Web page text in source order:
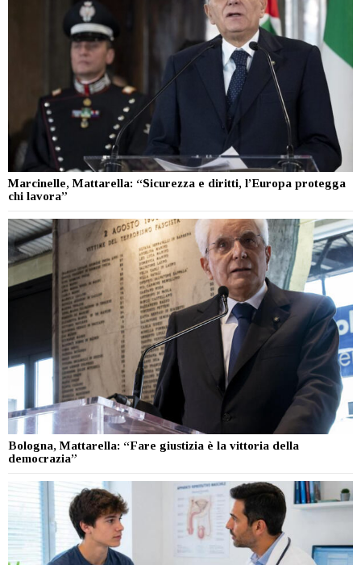
Marcinelle, Mattarella: “Sicurezza e diritti, l’Europa protegga
chi lavora”
Bologna, Mattarella: “Fare giustizia è la vittoria della
democrazia”